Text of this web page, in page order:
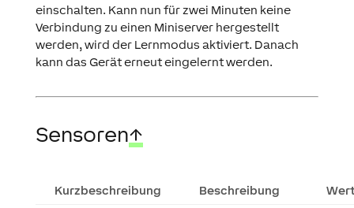
einschalten. Kann nun für zwei Minuten keine
Verbindung zu einen Miniserver hergestellt
werden, wird der Lernmodus aktiviert. Danach
kann das Gerät erneut eingelernt werden.
Sensoren↑
Kurzbeschreibung Beschreibung